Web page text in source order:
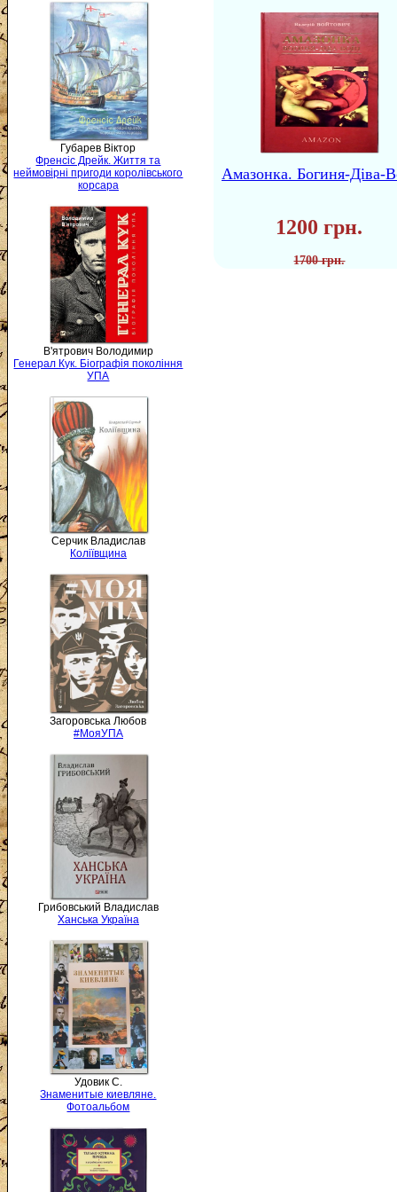
Губарев Віктор
Френсіс Дрейк. Життя та
неймовірні пригоди королівського
корсара
В'ятрович Володимир
Генерал Кук. Біографія покоління
УПА
Серчик Владислав
Коліївщина
Загоровська Любов
#МояУПА
Грибовський Владислав
Ханська Україна
Удовик С.
Знаменитые киевляне.
Фотоальбом
Амазонка. Богиня-Діва-
1200 грн.
1700 грн.